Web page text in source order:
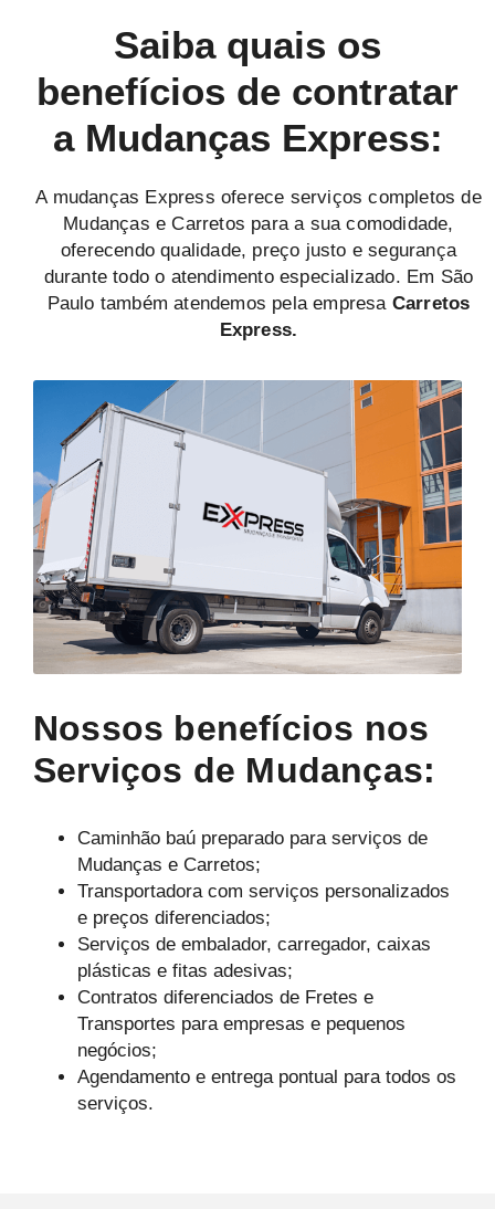
Saiba quais os
benefícios de contratar
a Mudanças Express:
A mudanças Express oferece serviços completos de
Mudanças e Carretos para a sua comodidade,
oferecendo qualidade, preço justo e segurança
durante todo o atendimento especializado. Em São
Paulo também atendemos pela empresa Carretos
Express.
Nossos benefícios nos
Serviços de Mudanças:
Caminhão baú preparado para serviços de
Mudanças e Carretos;
Transportadora com serviços personalizados
e preços diferenciados;
Serviços de embalador, carregador, caixas
plásticas e fitas adesivas;
Contratos diferenciados de Fretes e
Transportes para empresas e pequenos
negócios;
Agendamento e entrega pontual para todos os
serviços.